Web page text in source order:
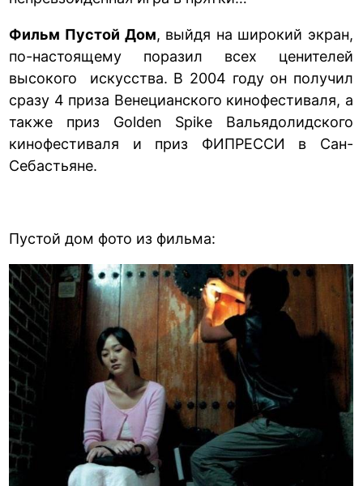
Фильм Пустой Дом, выйдя на широкий экран,
по-настоящему поразил всех ценителей
высокого искусства. В 2004 году он получил
сразу 4 приза Венецианского кинофестиваля, а
также приз Golden Spike Вальядолидского
кинофестиваля и приз ФИПРЕССИ в Сан-
Себастьяне.
Пустой дом фото из фильма: